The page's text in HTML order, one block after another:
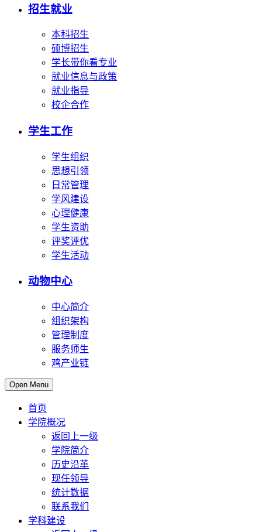
招生就业
本科招生
硕博招生
学长带你看专业
就业信息与政策
就业指导
校企合作
学生工作
学生组织
思想引领
日常管理
学风建设
心理健康
学生资助
评奖评优
学生活动
动物中心
中心简介
组织架构
管理制度
服务师生
鸡产业链
Open Menu
首页
学院概况
返回上一级
学院简介
历史沿革
现任领导
统计数据
联系我们
学科建设